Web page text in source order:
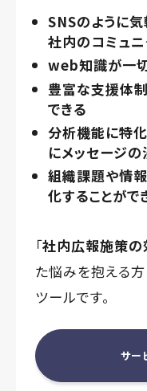
SNSのように気
社内のコミュ
web知識が一
豊富な支援体
できる
分析機能に特化
にメッセージ
組織課題や情
化することがで
「社内広報施策の
た悩みを抱える
ツールです。
サー